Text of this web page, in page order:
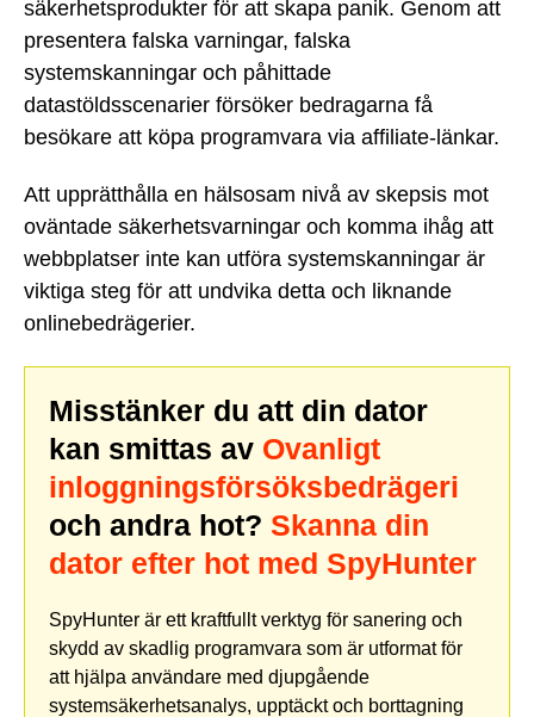
säkerhetsprodukter för att skapa panik. Genom att
presentera falska varningar, falska
systemskanningar och påhittade
datastöldsscenarier försöker bedragarna få
besökare att köpa programvara via affiliate-länkar.
Att upprätthålla en hälsosam nivå av skepsis mot
oväntade säkerhetsvarningar och komma ihåg att
webbplatser inte kan utföra systemskanningar är
viktiga steg för att undvika detta och liknande
onlinebedrägerier.
Misstänker du att din dator
kan smittas av Ovanligt
inloggningsförsöksbedrägeri
och andra hot? Skanna din
dator efter hot med SpyHunter
SpyHunter är ett kraftfullt verktyg för sanering och
skydd av skadlig programvara som är utformat för
att hjälpa användare med djupgående
systemsäkerhetsanalys, upptäckt och borttagning